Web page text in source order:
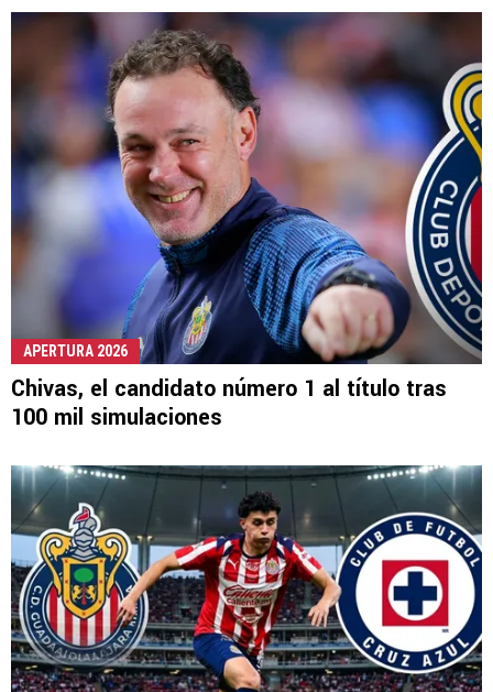
APERTURA 2026
Chivas, el candidato número 1 al título tras
100 mil simulaciones